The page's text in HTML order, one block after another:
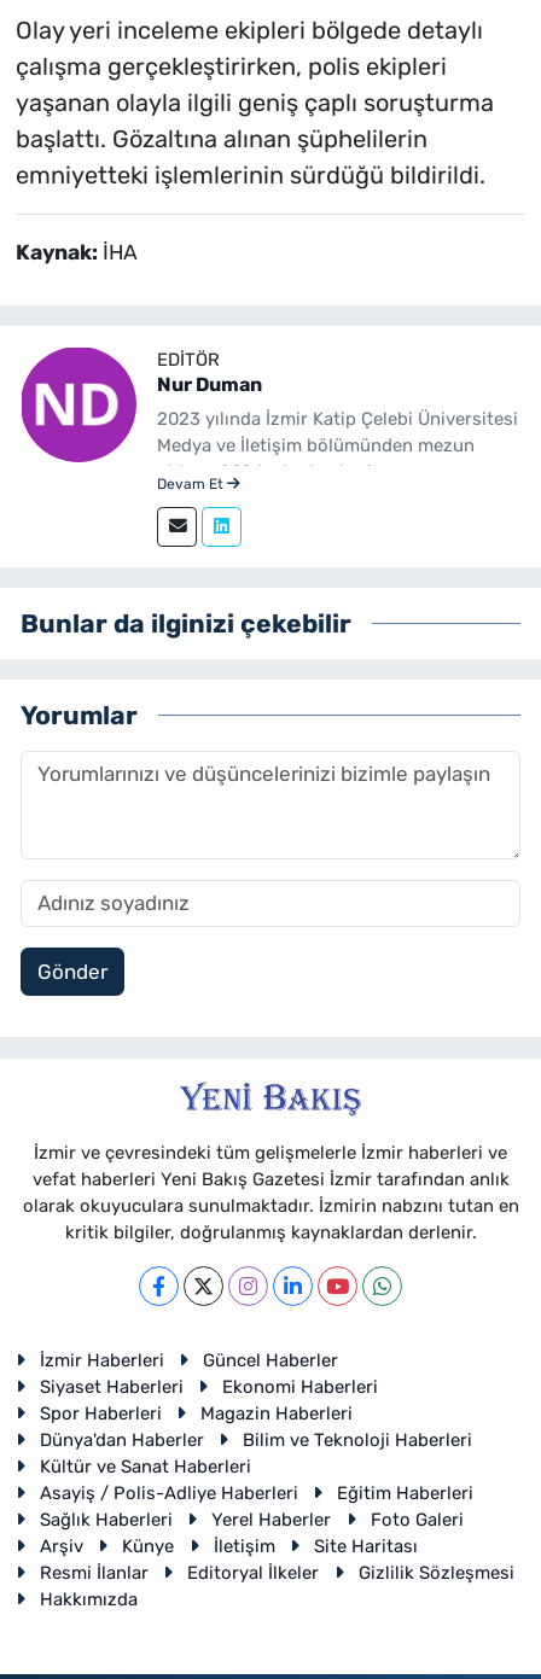
Olay yeri inceleme ekipleri bölgede detaylı
çalışma gerçekleştirirken, polis ekipleri
yaşanan olayla ilgili geniş çaplı soruşturma
başlattı. Gözaltına alınan şüphelilerin
emniyetteki işlemlerinin sürdüğü bildirildi.
Kaynak: İHA
EDITÖR
Nur Duman
2023 yılında İzmir Katip Çelebi Üniversitesi
Medya ve İletişim bölümünden mezun
oldum. 2024 yılından beri
olarak çalışmaktayım.
Devam Et
Bunlar da ilginizi çekebilir
Yorumlar
Gönder
İzmir ve çevresindeki tüm gelişmelerle İzmir haberleri ve
vefat haberleri Yeni Bakış Gazetesi İzmir tarafından anlık
olarak okuyuculara sunulmaktadır. İzmirin nabzını tutan en
kritik bilgiler, doğrulanmış kaynaklardan derlenir.
İzmir Haberleri
Güncel Haberler
Siyaset Haberleri
Ekonomi Haberleri
Spor Haberleri
Magazin Haberleri
Dünya'dan Haberler
Bilim ve Teknoloji Haberleri
Kültür ve Sanat Haberleri
Asayiş / Polis-Adliye Haberleri
Eğitim Haberleri
Sağlık Haberleri
Yerel Haberler
Foto Galeri
Arşiv
Künye İletişim
Site Haritası
Resmi İlanlar
Editoryal İlkeler
Gizlilik Sözleşmesi
Hakkımızda